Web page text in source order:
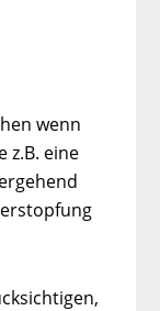
wenn
z.B. eine